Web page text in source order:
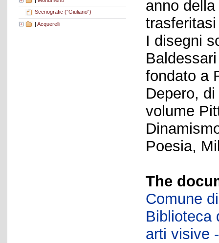
Scenografie ("Giuliano")
| Acquerelli
anno
I disegni
fondato a
Depero,
volume
Poesia,
The
Comune
Biblioteca
arti visive